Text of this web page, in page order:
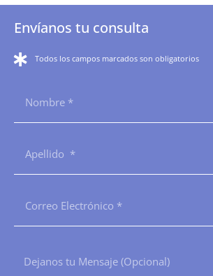
Envíanos tu consulta
Todos los campos marcados son obligatorios